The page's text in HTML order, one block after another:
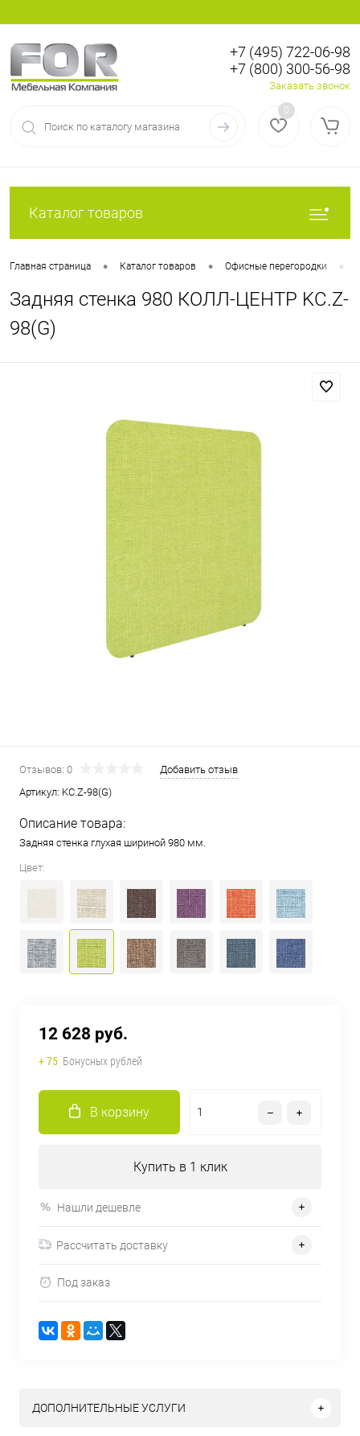
Регистрация
+7 (495) 722-06-98
+7 (800) 300-56-98
Заказать звонок
0
Каталог товаров
Главная страница • Каталог товаров • Офисные перегородки •
Задняя стенка 980 КОЛЛ-ЦЕНТР KC.Z-
98(G)
Отзывов: 0
Добавить отзыв
Артикул: KC.Z-98(G)
Описание товара:
Задняя стенка глухая шириной 980 мм.
Цвет:
12 628 руб.
+ 75 Бонусных рублей
В корзину
Купить в 1 клик
Нашли дешевле
Рассчитать доставку
Под заказ
ДОПОЛНИТЕЛЬНЫЕ УСЛУГИ